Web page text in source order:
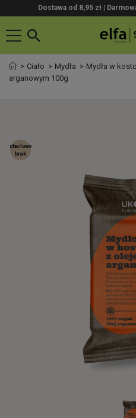
Dostawa od 8,95 zł |
Ciało Mydła Mydła w
arganowym 100g
chwilowo
brak